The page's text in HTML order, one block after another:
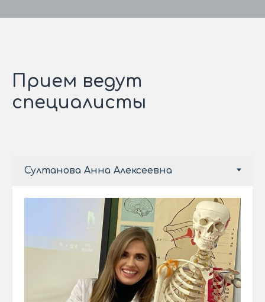
Прием ведут
специалисты